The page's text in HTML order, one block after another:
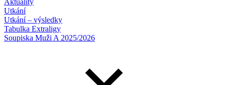
Aktuality
Utkání
Utkání – výsledky
Tabulka Extraligy
Soupiska Muži A 2025/2026